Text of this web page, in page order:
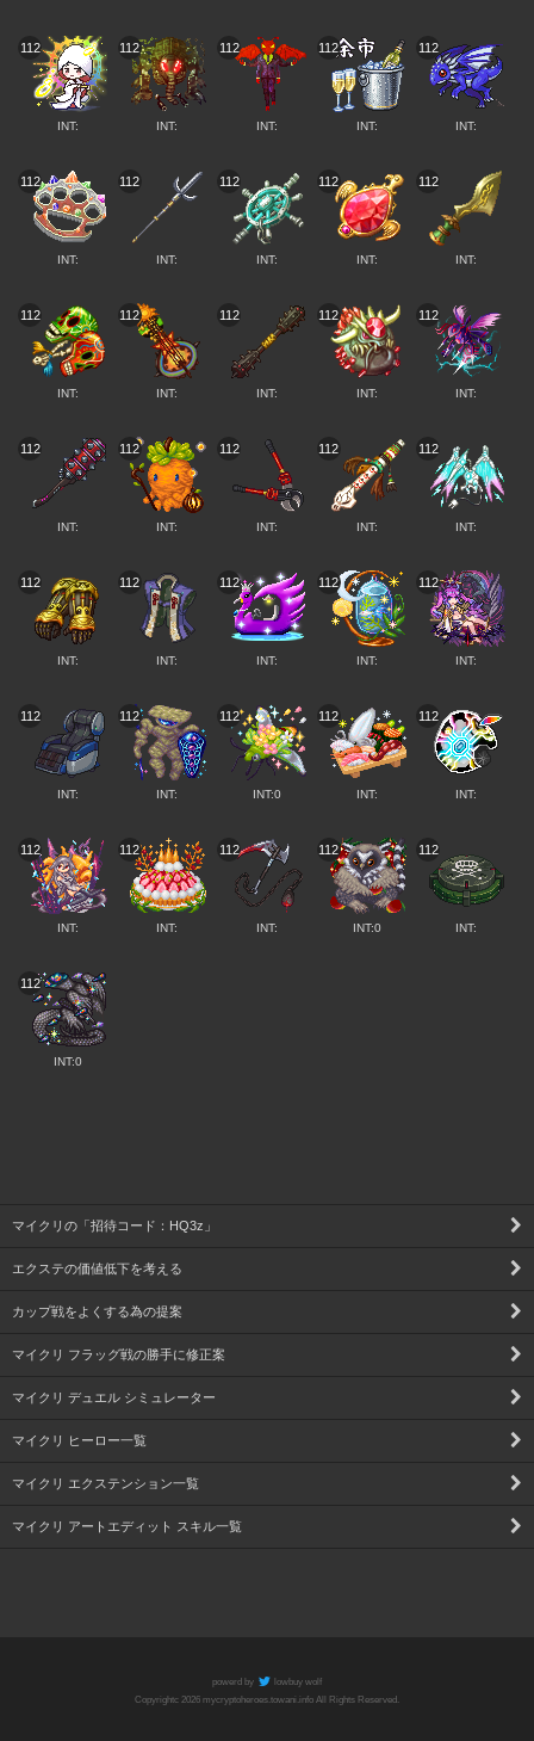
112
INT:
112
INT:
112
INT:
112
INT:
112
INT:
112
INT:
112
INT:
112
INT:
112
INT:
112
INT:
112
INT:
112
INT:
112
INT:
112
INT:
112
INT:
112
INT:
112
INT:
112
INT:
112
INT:
112
INT:
112
INT:
112
INT:
112
INT:
112
INT:
112
INT:
112
INT:
112
INT:
112
INT:0
112
INT:
112
INT:
112
INT:
112
INT:
112
INT:
112
INT:0
112
INT:
112
INT:0
マイクリの「招待コード：HQ3z」
エクステの価値低下を考える
カップ戦をよくする為の提案
マイクリ フラッグ戦の勝手に修正案
マイクリ デュエル シミュレーター
マイクリ ヒーロー一覧
マイクリ エクステンション一覧
マイクリ アートエディット スキル一覧
powerd by
lowbuy wolf
Copyrightc 2026 mycryptoheroes.towani.info All Rights Reserved.